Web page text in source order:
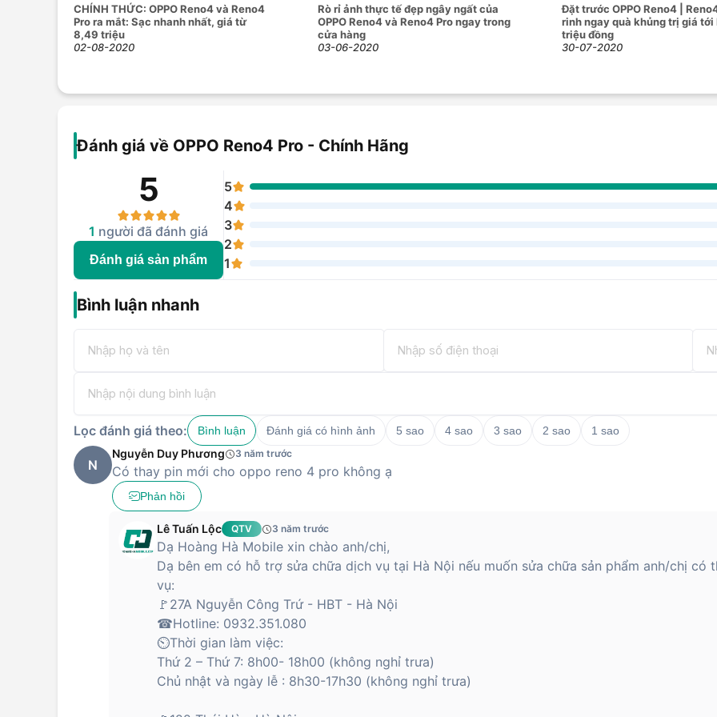
CHÍNH THỨC: OPPO Reno4 và Reno4
Pro ra mắt: Sạc nhanh nhất, giá từ
8,49 triệu
02-08-2020
Rò rỉ ảnh thực tế đẹp ngây ngất của
OPPO Reno4 và Reno4 Pro ngay trong
cửa hàng
03-06-2020
Đặt trước OPPO Reno4 |
rinh ngay quà khủng trị giá tới
triệu đồng
30-07-2020
Đánh giá về OPPO Reno4 Pro - Chính Hãng
5
1 người đã đánh giá
Đánh giá sản phẩm
5
4
3
2
1
Bình luận nhanh
Lọc đánh giá theo: Bình luận Đánh giá có hình ảnh 5 sao 4 sao 3 sao 2 sao 1 sao
N
Nguyễn Duy Phương 3 năm trước
Có thay pin mới cho oppo reno 4 pro không ạ
Phản hồi
Lê Tuấn Lộc QTV 3 năm trước
Dạ Hoàng Hà Mobile xin chào anh/chị,
Dạ bên em có hỗ trợ sửa chữa dịch vụ tại Hà Nội nếu muốn sửa chữa sản phẩm anh/chị có
vụ:
🚩27A Nguyễn Công Trứ - HBT - Hà Nội
☎Hotline: 0932.351.080
⏲Thời gian làm việc:
Thứ 2 – Thứ 7: 8h00- 18h00 (không nghỉ trưa)
Chủ nhật và ngày lễ : 8h30-17h30 (không nghỉ trưa)